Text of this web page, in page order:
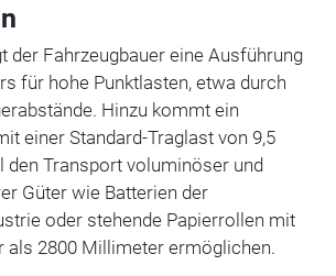
der Fahrzeugbauer eine Ausführung
für hohe Punktlasten, etwa durch
Hinzu kommt ein
einer Standard-Traglast von 9,5
den Transport voluminöser und
Güter wie Batterien der
oder stehende Papierrollen mit
als 2800 Millimeter ermöglichen.